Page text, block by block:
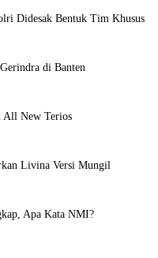
Didesak Bentuk Tim Khusus
di Banten
All New Terios
Livina Versi Mungil
Apa Kata NMI?